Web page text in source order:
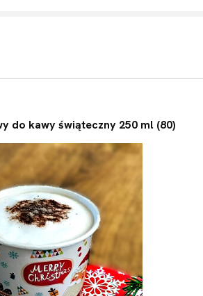
do kawy świąteczny 250 ml (80)